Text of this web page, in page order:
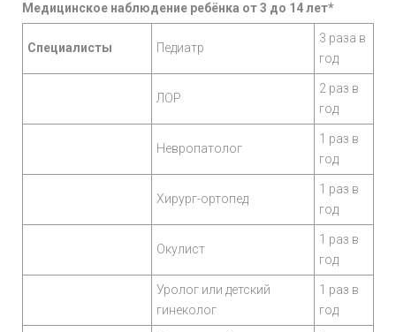
Медицинское наблюдение ребёнка от 3 до 14 лет*
Специалисты Педиатр
3 раза в
год
ЛОР
2 раз в
год
Невропатолог
1 раз в
год
Хирург-ортопед
1 раз в
год
Окулист
1 раз в
год
Уролог или детский
гинеколог
1 раз в
год